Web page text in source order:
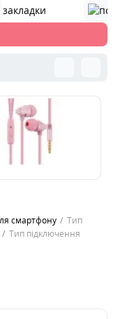
смартфону
Тип
Тип підключення